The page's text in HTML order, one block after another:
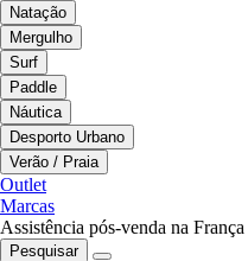
Natação
Mergulho
Surf
Paddle
Náutica
Desporto Urbano
Verão / Praia
Outlet
Marcas
Assistência pós-venda na França
Pesquisar